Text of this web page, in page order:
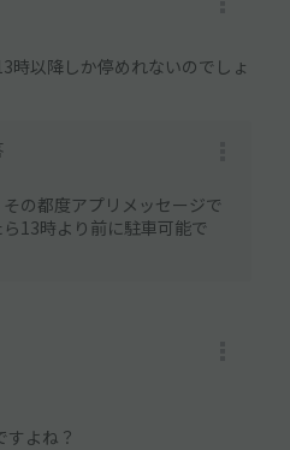
時以降しか停めれないのでしょ
の都度アプリメッセージで
13時より前に駐車可能で
すよね？